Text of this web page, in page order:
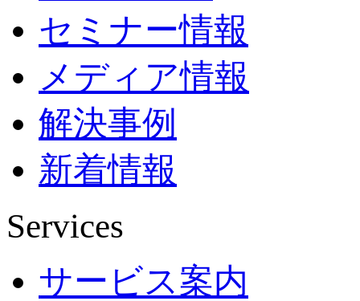
セミナー情報
メディア情報
解決事例
新着情報
Services
サービス案内